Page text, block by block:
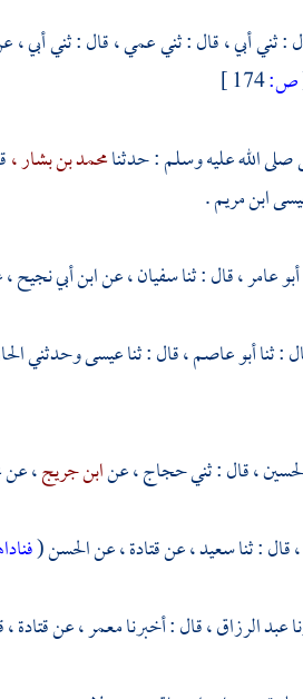
: ثني أبي ، قال : ثني عمي ، قال : ثني أبي ،
ص:
صلى الله عليه وسلم : حدثنامحمد بن بشار ،
ابن مريم .
أبو عامر ،قال : ثناسفيان ،عنابن أبي نجيح ،
: ثناأبو عاصم ،قال : ثناعيسىوحدثني
،قال : ثنيحجاج ،عنابن جريج، عن
قال : ثناسعيد ،عنقتادة ،عنالحسن(
عبد الرزاق ،قال : أخبرنامعمر ،عنقتادة ،